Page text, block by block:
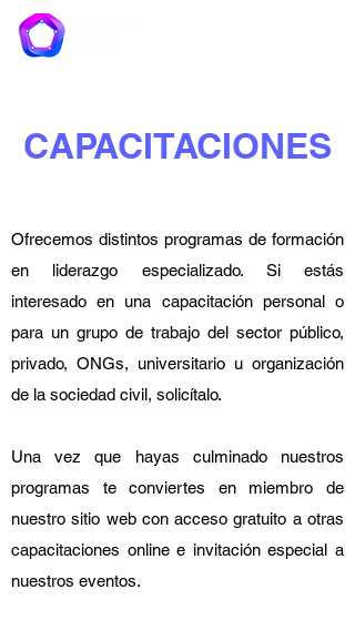
CAPACITACIONES
Ofrecemos distintos programas de formación
en liderazgo especializado. Si estás
interesado en una capacitación personal o
para un grupo de trabajo del sector público,
privado, ONGs, universitario u organización
de la sociedad civil, solicítalo.
Una vez que hayas culminado nuestros
programas te conviertes en miembro de
nuestro sitio web con acceso gratuito a otras
capacitaciones online e invitación especial a
nuestros eventos.